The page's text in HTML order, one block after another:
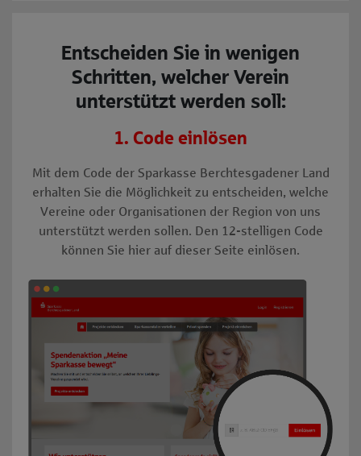
Entscheiden Sie in wenigen
Schritten, welcher Verein
unterstützt werden soll:
1. Code einlösen
Mit dem Code der Sparkasse Berchtesgadener Land
erhalten Sie die Möglichkeit zu entscheiden, welche
Vereine oder Organisationen der Region von uns
unterstützt werden sollen. Den 12-stelligen Code
können Sie hier auf dieser Seite einlösen.